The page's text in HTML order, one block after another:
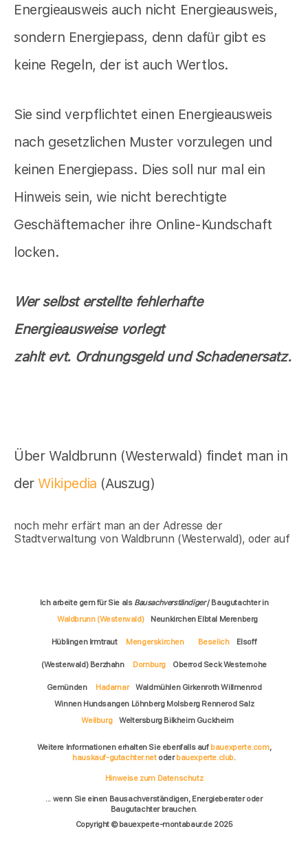
Energieausweis auch nicht Energieausweis,
sondern Energiepass, denn dafür gibt es
keine Regeln, der ist auch Wertlos.
Sie sind verpflichtet einen Energieausweis
nach gesetzlichen Muster vorzulegen und
keinen Energiepass. Dies soll nur mal ein
Hinweis sein, wie nicht berechtigte
Geschäftemacher ihre Online-Kundschaft
locken.
Wer selbst erstellte fehlerhafte
Energieausweise vorlegt
zahlt evt. Ordnungsgeld und Schadenersatz.
Über Waldbrunn (Westerwald) findet man in
der Wikipedia (Auszug)
noch mehr erfärt man an der Adresse der
Stadtverwaltung von Waldbrunn (Westerwald), oder auf
Ich arbeite gern für Sie als Bausachverständiger/ Baugutachter in
Waldbrunn (Westerwald)
Neunkirchen Elbtal Merenberg
Hüblingen Irmtraut Mengerskirchen Beselich Elsoff
(Westerwald) Berzhahn Dornburg Oberrod Seck Westernohe
Gemünden Hadamar
Waldmühlen Girkenroth Willmenrod
Winnen Hundsangen Löhnberg Molsberg Rennerod Salz
Weilburg
Weltersburg Bilkheim Guckheim
Weitere Informationen erhalten Sie ebenfalls auf bauexperte.com,
hauskauf-gutachter.netoderbauexperte.club.
Hinweise zum Datenschutz
... wenn Sie einen Bausachverständigen, Energieberater oder
Baugutachter brauchen.
Copyright © bauexperte-montabaur.de 2025